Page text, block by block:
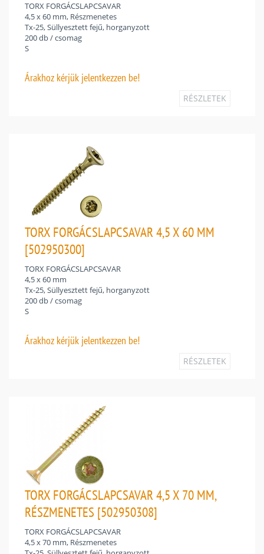
TORX FORGÁCSLAPCSAVAR
4,5 x 60 mm, Részmenetes
Tx-25, Süllyesztett fejű, horganyzott
200 db / csomag
S
Árakhoz kérjük jelentkezzen be!
RÉSZLETEK
TORX FORGÁCSLAPCSAVAR 4,5 X 60 MM
[502950300]
TORX FORGÁCSLAPCSAVAR
4,5 x 60 mm
Tx-25, Süllyesztett fejű, horganyzott
200 db / csomag
S
Árakhoz kérjük jelentkezzen be!
RÉSZLETEK
TORX FORGÁCSLAPCSAVAR 4,5 X 70 MM,
RÉSZMENETES [502950308]
TORX FORGÁCSLAPCSAVAR
4,5 x 70 mm, Részmenetes